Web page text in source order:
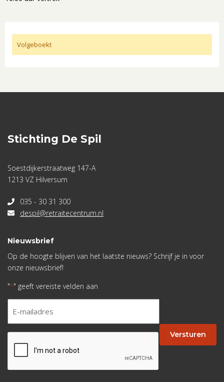
Volgeboekt
Stichting De Spil
Soestdijkerstraatweg 147-A
1213 VZ Hilversum
035 - 30 31 300
despil@retraitecentrum.nl
Nieuwsbrief
Op de hoogte blijven van het laatste nieuws? Schrijf je in voor
onze nieuwsbrief!
"*" geeft vereiste velden aan
* Versturen